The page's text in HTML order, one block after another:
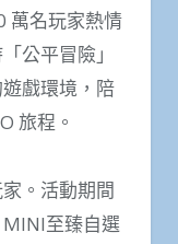
萬名玩家熱情
公平冒險」
戲環境，陪
旅程。
。活動期間
至臻自選